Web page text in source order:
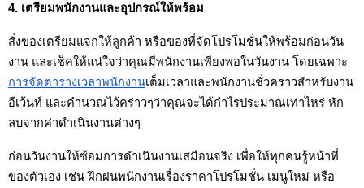
4. เตรียมพนักงานและอุปกรณ์ให้พร้อม
สั่งของเตรียมแจกให้ลูกค้า หรือของที่จัดโปรโมชั่นให้พร้อมก่อนวัน
งาน และเช็คให้แน่ใจว่าคุณมีพนักงานเพียงพอในวันงาน โดยเฉพาะ
การจัดตารางเวลาพนักงานเต็มเวลาและพนักงานชั่วคราวสำหรับงาน
อีเว้นท์ และคำนวณไว้คร่าวๆว่าคุณจะได้กำไรประมาณเท่าไหร่ หัก
ลบจากค่าดำเนินงานต่างๆ
ก่อนวันงานให้ซ้อมการดำเนินงานเสมือนจริง เพื่อให้ทุกคนรู้หน้าที่
ของตัวเอง เช่น ฝึกฝนพนักงานเรื่องราคาโปรโมชั่น เมนูใหม่ หรือ